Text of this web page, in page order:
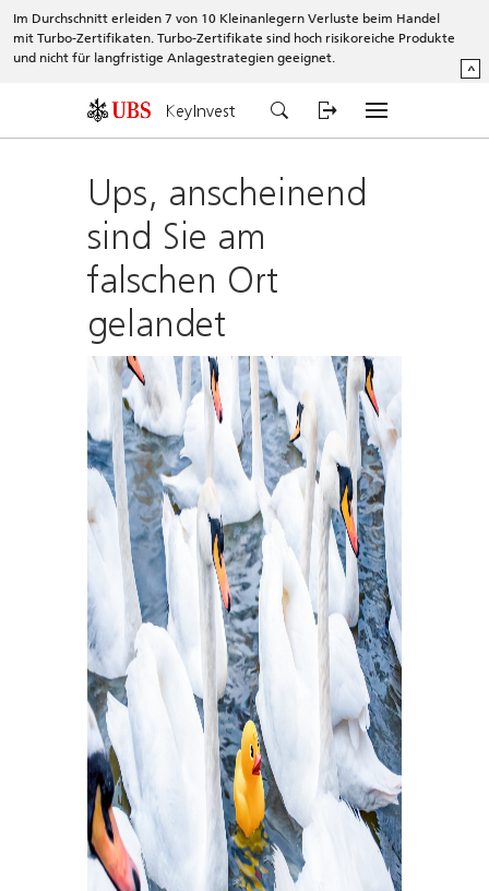
Im Durchschnitt erleiden 7 von 10 Kleinanlegern Verluste beim Handel
mit Turbo-Zertifikaten. Turbo-Zertifikate sind hoch risikoreiche Produkte
und nicht für langfristige Anlagestrategien geeignet.
^
KeyInvest
Ups, anscheinend
sind Sie am
falschen Ort
gelandet